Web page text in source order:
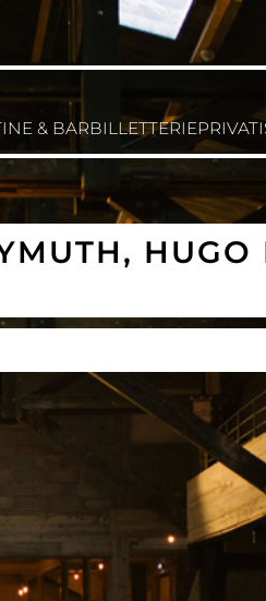
& BARBILLETTERIE
HUGO